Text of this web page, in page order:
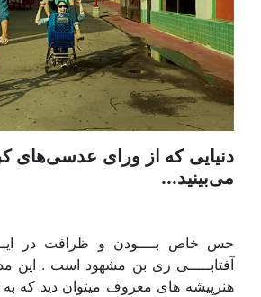
دنیایی که از ورای عدسی‌های
می‌بینید...
حس خاص بــــودن و ظرافت در
آفتابـــــی ری بن مشهود است . این
هنرپیشه های معروف میتوان دید که به